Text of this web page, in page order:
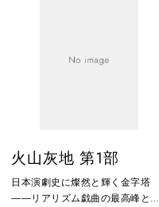
火山灰地 第1部
日本演劇史に燦然と輝く金字塔
――リアリズム戯曲の最高峰と言